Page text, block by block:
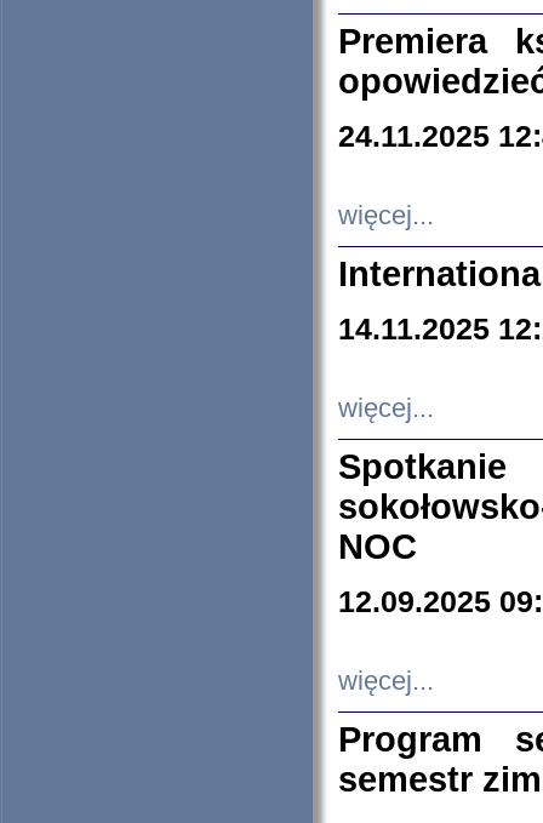
Premiera
24.11.2025
więcej...
14.11.2025
więcej...
NOC
12.09.2025
więcej...
Program
semestr